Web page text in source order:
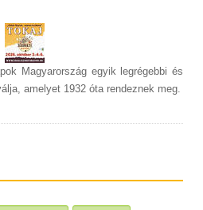
Magyarország egyik legrégebbi és
amelyet 1932 óta rendeznek meg.